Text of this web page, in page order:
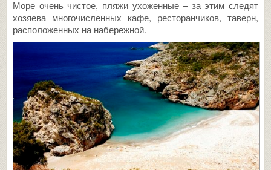
Море очень чистое, пляжи ухоженные – за этим следят
хозяева многочисленных кафе, ресторанчиков, таверн,
расположенных на набережной.